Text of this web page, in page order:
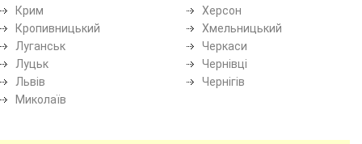
Крим
Кропивницький
Луганськ
Луцьк
Львів
Миколаїв
Херсон
Хмельницький
Черкаси
Чернівці
Чернігів